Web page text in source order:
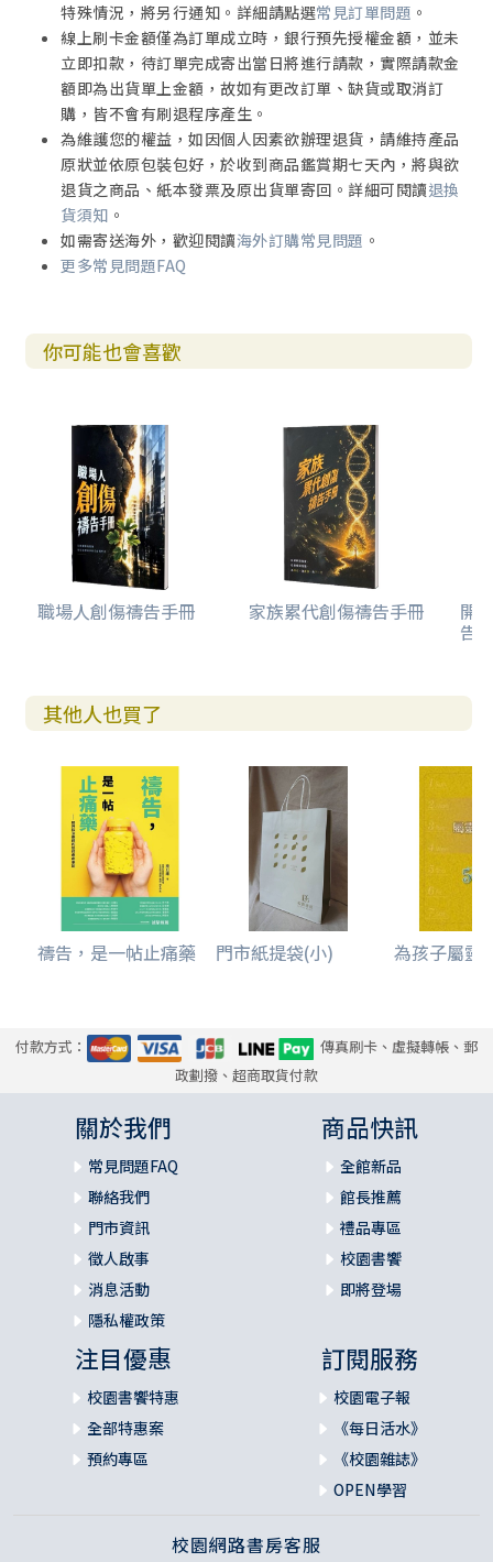
特殊情況，將另行通知。詳細請點選常見訂單問題 。
線上刷卡金額僅為訂單成立時，銀行預先授權金額，並未
立即扣款，待訂單完成寄出當日將進行請款，實際請款金
額即為出貨單上金額，故如有更改訂單、缺貨或取消訂
購，皆不會有刷退程序產生。
為維護您的權益，如因個人因素欲辦理退貨，請維持產品
原狀並依原包裝包好，於收到商品鑑賞期七天內，將與欲
退貨之商品、紙本發票及原出貨單寄回。詳細可閱讀退換
貨須知 。
如需寄送海外，歡迎閱讀海外訂購常見問題 。
更多常見問題FAQ
你可能也會喜歡
職場人創傷禱告手冊 家族累代創傷禱告手冊 開
告(
其他人也買了
禱告，是一帖止痛藥 門市紙提袋(小) 為孩子屬靈
付款方式：
傳真刷卡、虛擬轉帳、郵
政劃撥、超商取貨付款
關於我們
常見問題FAQ
聯絡我們
門市資訊
徵人啟事
消息活動
隱私權政策
商品快訊
全館新品
館長推薦
禮品專區
校園書饗
即將登場
注目優惠
校園書饗特惠
全部特惠案
預約專區
訂閱服務
校園電子報
《每日活水》
《校園雜誌》
OPEN學習
校園網路書房客服